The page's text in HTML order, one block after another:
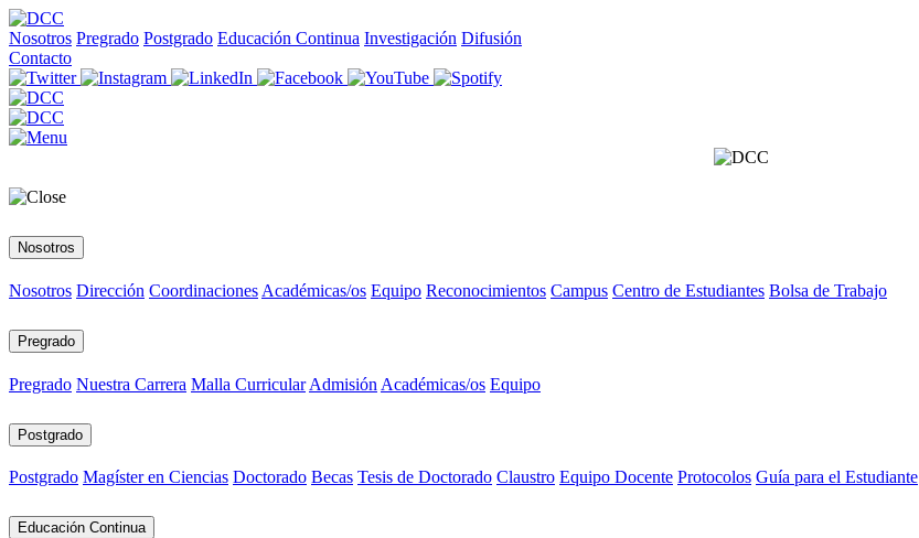
Nosotros Pregrado Postgrado Educación Continua Investigación Difusión
Contacto
Nosotros
Nosotros Dirección Coordinaciones Académicas/os Equipo Reconocimientos Campus Centro de Estudiantes Bolsa de Trabajo
Pregrado
Pregrado Nuestra Carrera Malla Curricular Admisión Académicas/os Equipo
Postgrado
Postgrado Magíster en Ciencias Doctorado Becas Tesis de Doctorado Claustro Equipo Docente Protocolos Guía para el Estudiante
Educación Continua